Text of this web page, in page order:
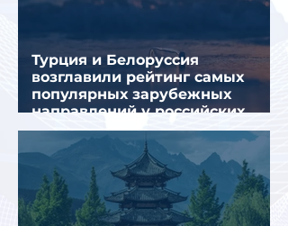
Турция и Белоруссия
возглавили рейтинг самых
популярных зарубежных
направлений у российских
туристов летом